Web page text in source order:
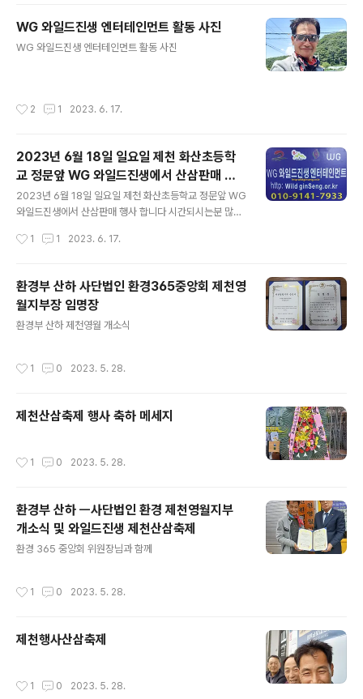
WG 와일드진생 엔터테인먼트 활동 사진
WG 와일드진생 엔터테인먼트 활동 사진
2 1 2023. 6. 17.
2023년 6월 18일 일요일 제천 화산초등학
교 정문앞 WG 와일드진생에서 산삼판매 행
사 합니다 시간되시는분 많이 오세요. 또한 7
월 9일 일요일 국회 에서 제3회 한국산삼문화
알리기 행사 진행합니..
2023년 6월 18일 일요일 제천 화산초등학교 정문앞 WG
와일드진생에서 산삼판매 행사 합니다 시간되시는분 많이
화알리기 행사 진행합니다 국회행사는 장소 및 허가에 따
1 1 2023. 6. 17.
환경부 산하 사단법인 환경365중앙회 제천영
월지부장 임명장
환경부 산하 제천영월 개소식
1 0 2023. 5. 28.
제천산삼축제 행사 축하 메세지
1 0 2023. 5. 28.
환경부 산하 ㅡ사단법인 환경 제천영월지부
개소식 및 와일드진생 제천산삼축제
환경 365 중앙회 위원장님과 함께
1 0 2023. 5. 28.
제천행사산삼축제
1 0 2023. 5. 28.